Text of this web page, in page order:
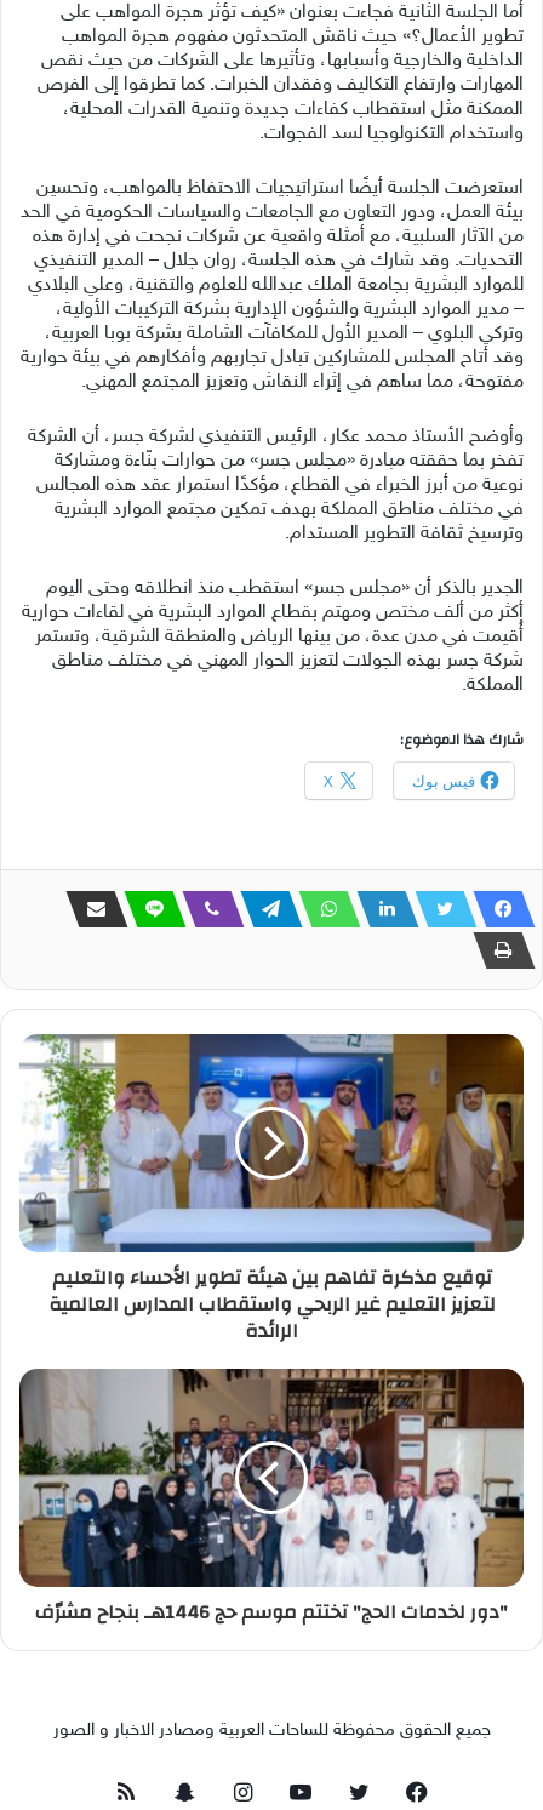
أما الجلسة الثانية فجاءت بعنوان «كيف تؤثر هجرة المواهب على
تطوير الأعمال؟» حيث ناقش المتحدثون مفهوم هجرة المواهب
الداخلية والخارجية وأسبابها، وتأثيرها على الشركات من حيث نقص
المهارات وارتفاع التكاليف وفقدان الخبرات. كما تطرقوا إلى الفرص
الممكنة مثل استقطاب كفاءات جديدة وتنمية القدرات المحلية،
واستخدام التكنولوجيا لسد الفجوات.
استعرضت الجلسة أيضًا استراتيجيات الاحتفاظ بالمواهب، وتحسين
بيئة العمل، ودور التعاون مع الجامعات والسياسات الحكومية في الحد
من الآثار السلبية، مع أمثلة واقعية عن شركات نجحت في إدارة هذه
التحديات. وقد شارك في هذه الجلسة، روان جلال – المدير التنفيذي
للموارد البشرية بجامعة الملك عبدالله للعلوم والتقنية، وعلي البلادي
– مدير الموارد البشرية والشؤون الإدارية بشركة التركيبات الأولية،
وتركي البلوي – المدير الأول للمكافآت الشاملة بشركة بوبا العربية،
وقد أتاح المجلس للمشاركين تبادل تجاربهم وأفكارهم في بيئة حوارية
مفتوحة، مما ساهم في إثراء النقاش وتعزيز المجتمع المهني.
وأوضح الأستاذ محمد عكار، الرئيس التنفيذي لشركة جسر، أن الشركة
تفخر بما حققته مبادرة «مجلس جسر» من حوارات بنّاءة ومشاركة
نوعية من أبرز الخبراء في القطاع، مؤكدًا استمرار عقد هذه المجالس
في مختلف مناطق المملكة بهدف تمكين مجتمع الموارد البشرية
وترسيخ ثقافة التطوير المستدام.
الجدير بالذكر أن «مجلس جسر» استقطب منذ انطلاقه وحتى اليوم
أكثر من ألف مختص ومهتم بقطاع الموارد البشرية في لقاءات حوارية
أُقيمت في مدن عدة، من بينها الرياض والمنطقة الشرقية، وتستمر
شركة جسر بهذه الجولات لتعزيز الحوار المهني في مختلف مناطق
المملكة.
شارك هذا الموضوع:
فيس بوك X
توقيع مذكرة تفاهم بين هيئة تطوير الأحساء والتعليم
لتعزيز التعليم غير الربحي واستقطاب المدارس العالمية
الرائدة
"دور لخدمات الحج" تختتم موسم حج 1446هـ بنجاح مشرّف
جميع الحقوق محفوظة للساحات العربية ومصادر الاخبار و الصور
فيسبوك تويتر يوتيوبانستقرامسناب ملخص